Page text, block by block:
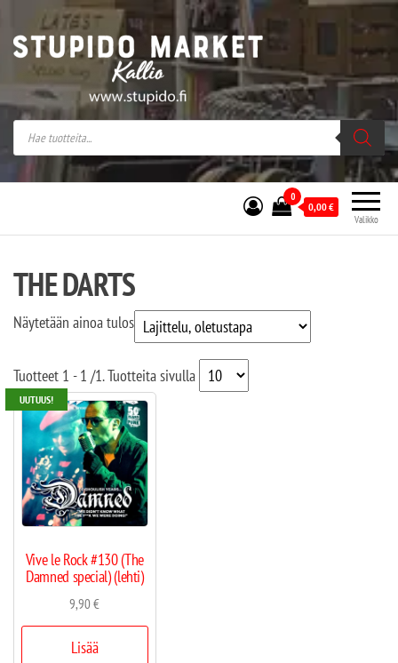
Stupido Market – verkossa ja kivijalassa
Stupido Market on vaihtoehtomusaan
erikoistunut verkko- sekä
kivijalkakauppa Helsingissä Kallion
sydämessä.
Valikko
0
0,00€
THE DARTS
Näytetään ainoa tulos
Tuotteet 1 - 1 /1. Tuotteita sivulla
UUTUUS!
Vive le Rock #130 (The
Damned special) (lehti)
9,90€
Lisää